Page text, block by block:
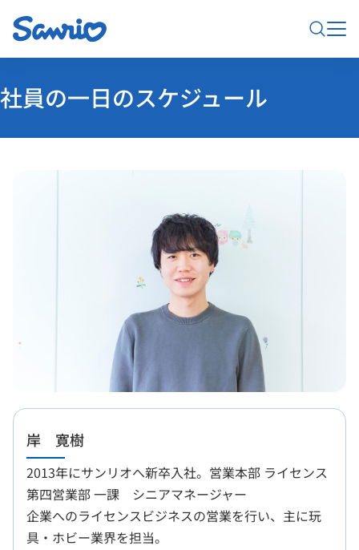
社員の一日のスケジュール
岸 寛樹
2013年にサンリオへ新卒入社。営業本部 ライセンス
第四営業部 一課 シニアマネージャー
企業へのライセンスビジネスの営業を行い、主に玩
具・ホビー業界を担当。